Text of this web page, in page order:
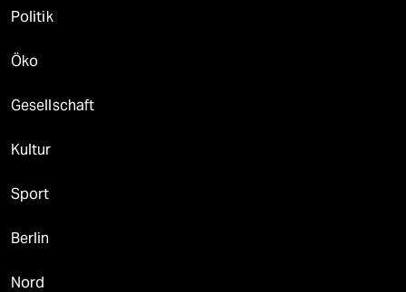
Politik
Öko
Gesellschaft
Kultur
Sport
Berlin
Nord